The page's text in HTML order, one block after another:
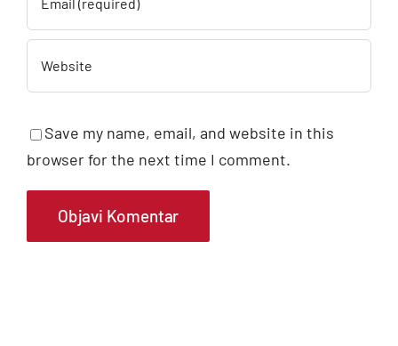
Save my name, email, and website in this
browser for the next time I comment.